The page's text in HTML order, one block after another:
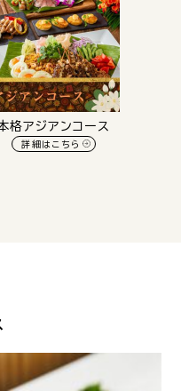
格アジアンコース
詳細はこちら